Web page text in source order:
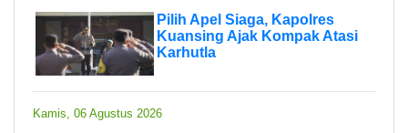
Pilih Apel Siaga, Kapolres
Kuansing Ajak Kompak Atasi
Karhutla
Kamis, 06 Agustus 2026